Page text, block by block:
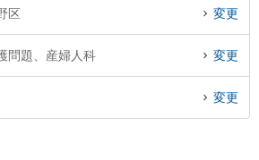
中賢規法律事務所の田中 賢規弁護士のプロフィー
績豊富な近くの弁護士を検索したい』『初回相談
相談できる中野区内の弁護士に相談予約したい』
おすすめです。
区 変更
問題、産婦人科 変更
変更